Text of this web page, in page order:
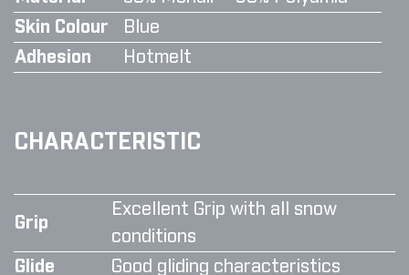
Skin Colour
Blue
Adhesion
Hotmelt
CHARACTERISTIC
Grip
Excellent Grip with all snow
conditions
Glide
Good gliding characteristics